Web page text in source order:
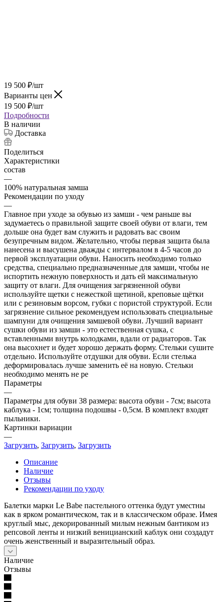
19 500 ₽/шт
Варианты цен
19 500 ₽/шт
Подробности
В наличии
Доставка
Поделиться
Характеристики
состав
—
100% натуральная замша
Рекомендации по уходу
—
Главное при уходе за обувью из замши - чем раньше вы
задумаетесь о правильной защите своей обуви от влаги, тем
дольше она будет вам служить и радовать вас своим
безупречным видом. Желательно, чтобы первая защита была
нанесена и высушена дважды с интервалом в 4-5 часов до
первой эксплуатации обуви. Наносить необходимо только
средства, специально предназначенные для замши, чтобы не
испортить нежную поверхность и дать ей максимальную
защиту от влаги. Для очищения загрязненной обуви
используйте щетки с нежесткой щетиной, креповые щётки
или с резиновым ворсом, губки с пористой структурой. Если
загрязнение сильное рекомендуем использовать специальные
шампуни для очищения замшевой обуви. Лучший вариант
сушки обуви из замши - это естественная сушка, с
вставленными внутрь колодками, вдали от радиаторов. Так
она высохнет и будет хорошо держать форму. Стельки сушите
отдельно. Используйте отдушки для обуви. Если стелька
деформировалась лучше заменить её на новую. Стельки
необходимо менять не ре
Параметры
—
Параметры для обуви 38 размера: высота обуви - 7см; высота
каблука - 1см; толщина подошвы - 0,5см. В комплект входят
пыльники.
Картинки вариации
—
Загрузить, Загрузить, Загрузить
Описание
Наличие
Отзывы
Рекомендации по уходу
Балетки марки Le Babe пастельного оттенка будут уместны
как в ярком романтическом, так и в классическом образе. Имея
круглый мыс, декорированный милым нежным бантиком из
репсовой ленты и низкий веницианский каблук они создадут
очень женственный и выразительный образ.
Наличие
Отзывы